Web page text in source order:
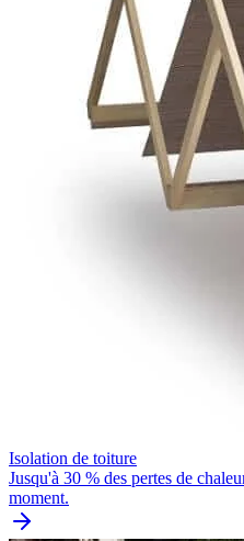
Isolation de toiture
Jusqu'à 30 % des pertes de
moment.